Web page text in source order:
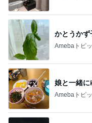
かとうかず
Amebaトピ
娘と一緒に
Amebaトピ